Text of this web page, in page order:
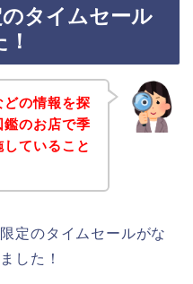
タイムセール
の情報を探
鑑のお店で季
ていること
定のタイムセールがな
した！